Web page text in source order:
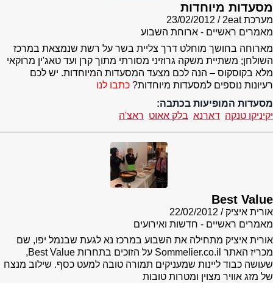
מסעדות מיוחדות
מערכת 2eat
23/02/2012
מאמרים ראשיים - ארוחת השבוע
מארוחה בחושך מוחלט דרך צליית בשר על רשת שנמצאת במרכז
השולחן; משתיית משקה גרוזיני מסורתי מתוך קרן ועד טאג'ין מרוקאי
מלא בקוסקוס – הנה לכם מצעד המסעדות המיוחדות. יש לכם
רעיונות נוספים למסעדות מיוחדות? כתבו לנו
מסעדות המופיעות בכתבה:
יקיניקו טנקה דארנא בלק אאוט ראצ'ה
Best Value
אורית איציק
22/02/2012
מאמרים ראשיים - חדשות ואירועים
אורית איציק מתחילה את השבוע במרכז נא לגעת שבנמל יפו, שם
מכריז האתר Sommelier.co.il על הזוכים בתחרות Best Value,
שעושה כבוד ליינות שמעניקים תמורה טובה למעט כסף. שילוב מנצח
של מזג אוויר מצוין ומטרות טובות